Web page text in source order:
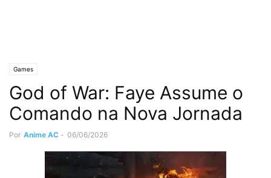
Games
God of War: Faye Assume o
Comando na Nova Jornada
Por Anime AC - 06/06/2026